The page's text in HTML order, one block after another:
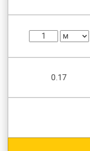
0.17